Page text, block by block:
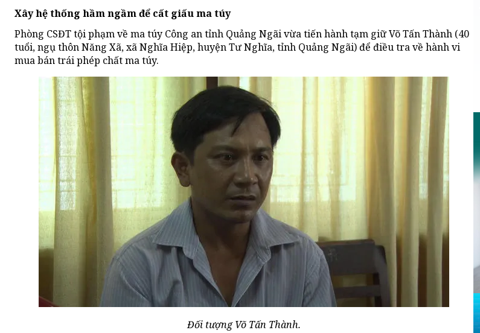
Xây hệ thống hầm ngầm để cất giấu ma túy
Phòng CSĐT tội phạm về ma túy Công an tỉnh Quảng Ngãi vừa tiến hành tạm giữ Võ Tấn Thành (40
tuổi, ngụ thôn Năng Xã, xã Nghĩa Hiệp, huyện Tư Nghĩa, tỉnh Quảng Ngãi) để điều tra về hành vi
mua bán trái phép chất ma túy.
Đối tượng Võ Tấn Thành.